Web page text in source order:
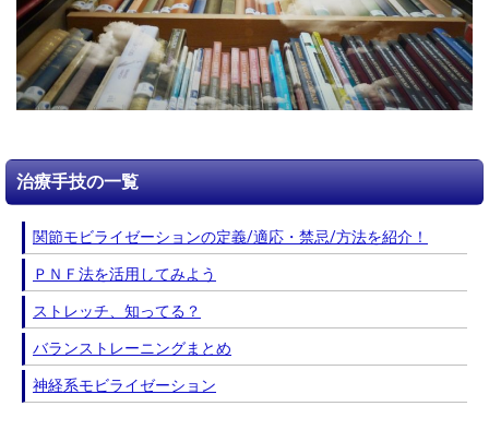
治療手技の一覧
関節モビライゼーションの定義/適応・禁忌/方法を紹介！
ＰＮＦ法を活用してみよう
ストレッチ、知ってる？
バランストレーニングまとめ
神経系モビライゼーション